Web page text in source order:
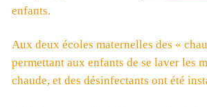
enfants.
Aux deux écoles maternelles des «
permettant aux enfants de se laver les
chaude, et des désinfectants ont été